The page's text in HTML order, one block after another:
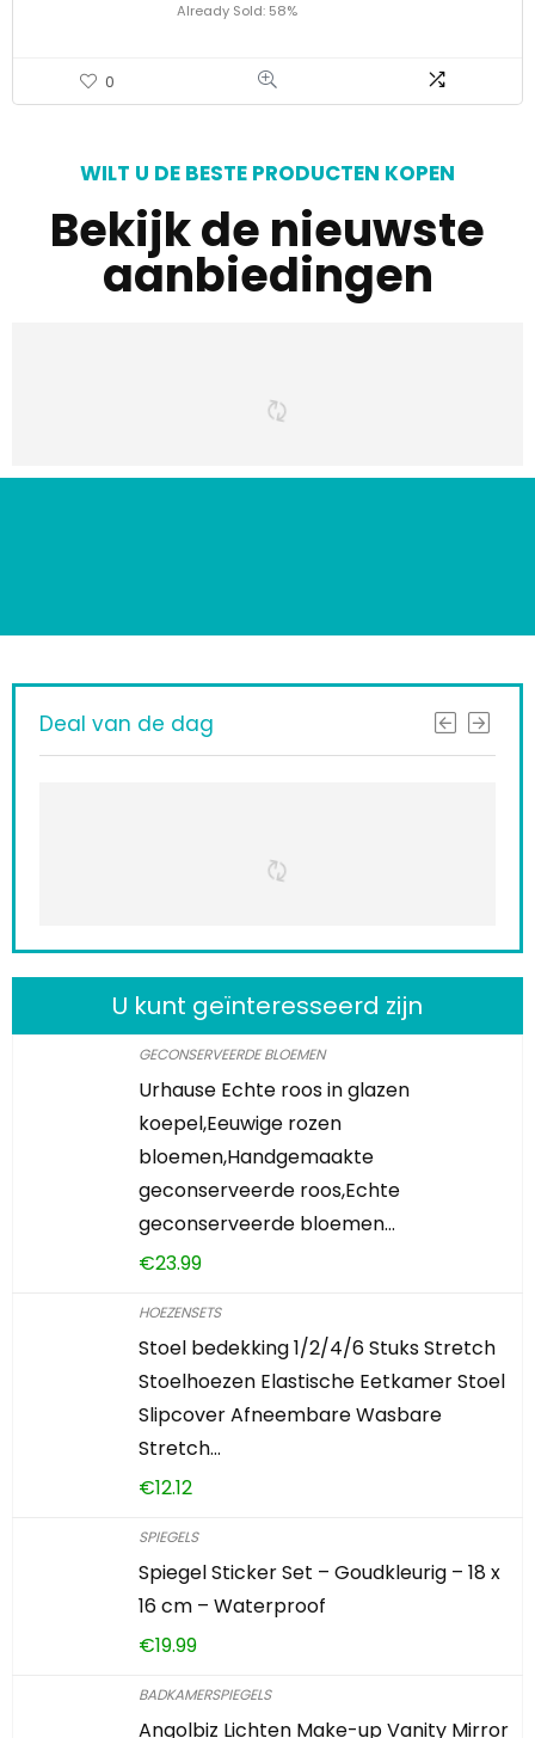
Already Sold: 58%
0
WILT U DE BESTE PRODUCTEN KOPEN
Bekijk de nieuwste
aanbiedingen
Deal van de dag
U kunt geïnteresseerd zijn
GECONSERVEERDE BLOEMEN
Urhause Echte roos in glazen
koepel,Eeuwige rozen
bloemen,Handgemaakte
geconserveerde roos,Echte
geconserveerde bloemen…
€23.99
HOEZENSETS
Stoel bedekking 1/2/4/6 Stuks Stretch
Stoelhoezen Elastische Eetkamer Stoel
Slipcover Afneembare Wasbare
Stretch…
€12.12
SPIEGELS
Spiegel Sticker Set – Goudkleurig – 18 x
16 cm – Waterproof
€19.99
BADKAMERSPIEGELS
Angolbiz Lichten Make-up Vanity Mirror